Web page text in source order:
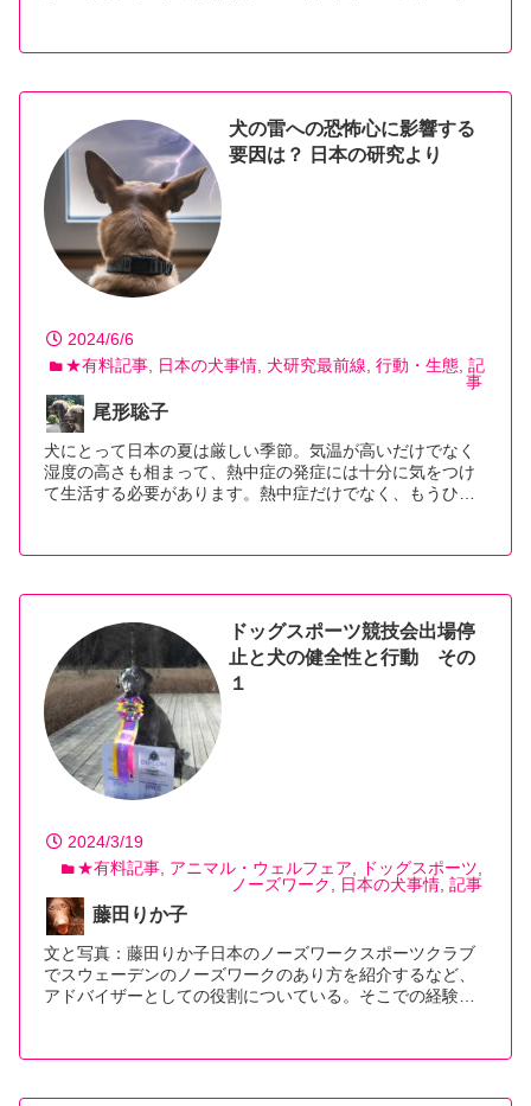
犬の雷への恐怖心に影響する
要因は？ 日本の研究より
2024/6/6
★有料記事
日本の犬事情 犬研究最前線 行動・生態 記
事
尾形聡子
犬にとって日本の夏は厳しい季節。気温が高いだけでなく
湿度の高さも相まって、熱中症の発症には十分に気をつけ
て生活する必要があります。熱中症だけでなく、もうひ…
ドッグスポーツ競技会出場停
止と犬の健全性と行動 その
１
2024/3/19
★有料記事 アニマル・ウェルフェア
ドッグスポーツ
ノーズワーク
日本の犬事情 記事
藤田りか子
文と写真：藤田りか子日本のノーズワークスポーツクラブ
でスウェーデンのノーズワークのあり方を紹介するなど、
アドバイザーとしての役割についている。そこでの経験…